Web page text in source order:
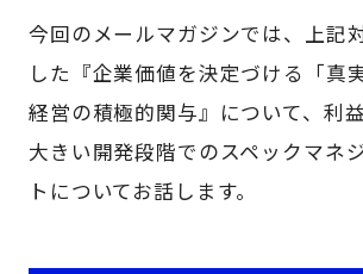
今回のメールマガジンでは、上記
した『企業価値を決定づける「真
経営の積極的関与』について、利
大きい開発段階でのスペックマネ
トについてお話します。